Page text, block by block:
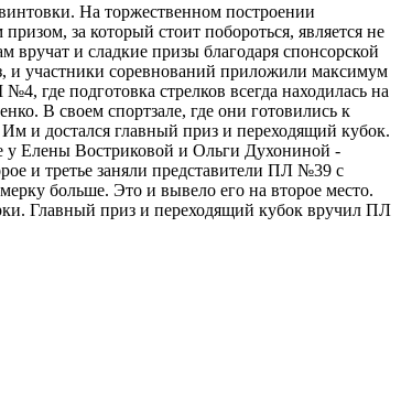
На торжественном построении
за который стоит побороться, является не
и сладкие призы благодаря спонсорской
и участники соревнований приложили максимум
где подготовка стрелков всегда находилась на
В своем спортзале, где они готовились к
и достался главный приз и переходящий кубок.
у Елены Востриковой и Ольги Духониной -
и третье заняли представители ПЛ №39 с
больше. Это и вывело его на второе место.
Главный приз и переходящий кубок вручил ПЛ